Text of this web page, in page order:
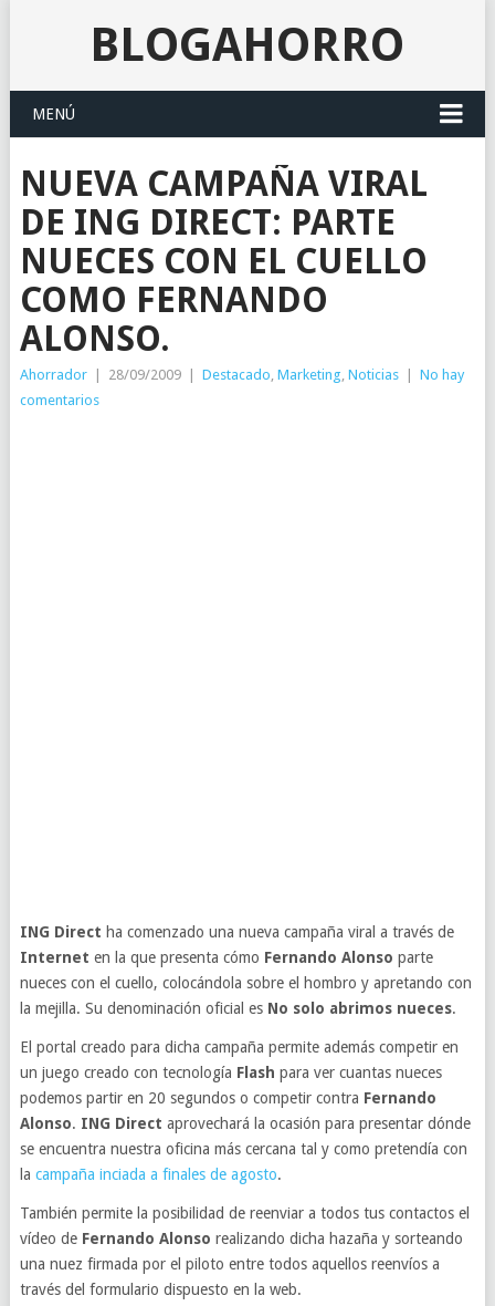
BLOGAHORRO
MENÚ
NUEVA CAMPAÑA VIRAL
DE ING DIRECT: PARTE
NUECES CON EL CUELLO
COMO FERNANDO
ALONSO.
Ahorrador 28/09/2009 Destacado, Marketing, Noticias
No hay
comentarios
ING Direct ha comenzado una nueva campaña viral a través de
Internet en la que presenta cómo Fernando Alonso parte
nueces con el cuello, colocándola sobre el hombro y apretando con
la mejilla. Su denominación oficial es No solo abrimos nueces.
El portal creado para dicha campaña permite además competir en
un juego creado con tecnología Flash para ver cuantas nueces
podemos partir en 20 segundos o competir contra Fernando
Alonso. ING Direct aprovechará la ocasión para presentar dónde
se encuentra nuestra oficina más cercana tal y como pretendía con
la campaña inciada a finales de agosto.
También permite la posibilidad de reenviar a todos tus contactos el
vídeo de Fernando Alonso realizando dicha hazaña y sorteando
una nuez firmada por el piloto entre todos aquellos reenvíos a
través del formulario dispuesto en la web.